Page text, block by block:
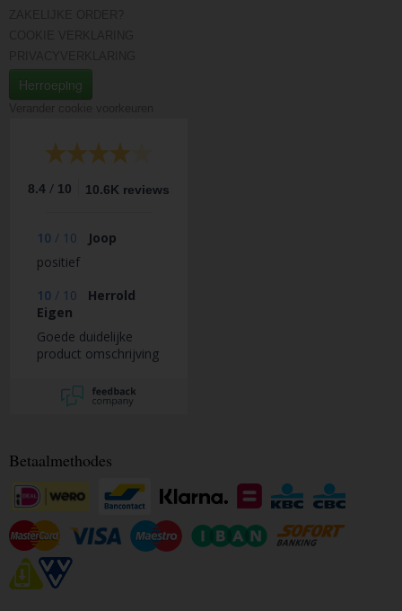
Herroeping
8.4 / 10 10.6K reviews
10 / 10
Joop
positief
10 / 10
Herrold
Eigen
Goede duidelijke
product omschrijving
Betaalmethodes